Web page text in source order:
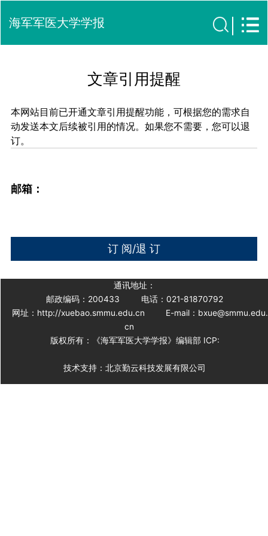
海军军医大学学报
文章引用提醒
本网站目前已开通文章引用提醒功能，可根据您的需求自
动发送本文后续被引用的情况。如果您不需要，您可以退
订。
邮箱：
通讯地址：
邮政编码：200433
电话：021-81870792
网址：http://xuebao.smmu.edu.cn
E-mail：bxue@smmu.edu.
cn
版权所有：《海军军医大学学报》编辑部 ICP:
技术支持：北京勤云科技发展有限公司